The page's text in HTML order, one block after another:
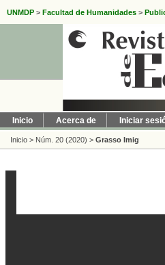
UNMDP > Facultad de Humanidades >
Inicio Acerca de Iniciar
Inicio > Núm. 20 (2020) > Grasso Imig